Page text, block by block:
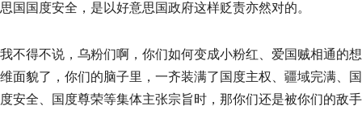
思国国度安全，是以好意思国政府这样贬责亦然对的。
我不得不说，乌粉们啊，你们如何变成小粉红、爱国贼相通的想
维面貌了，你们的脑子里，一齐装满了国度主权、疆域完满、国
度安全、国度尊荣等集体主张宗旨时，那你们还是被你们的敌手